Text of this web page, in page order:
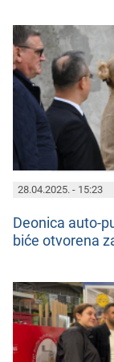
28.04.2025. - 15:23
Dеonica auto-
bićе otvorеna